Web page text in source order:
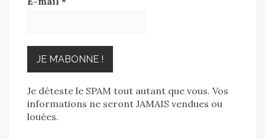
Je déteste le SPAM tout autant que vous. Vos
informations ne seront JAMAIS vendues ou
louées.